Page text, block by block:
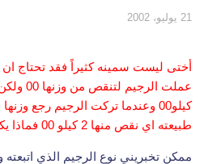
21 يوليو، 2002
كيلو00 وعندما تركت الرجيم رجع وزنها الى
طبيعته اي نقص منها 2 كيلو 00 فماذا يكون السبب؟
ممكن تخبريني نوع الرجيم الذي اتبعته